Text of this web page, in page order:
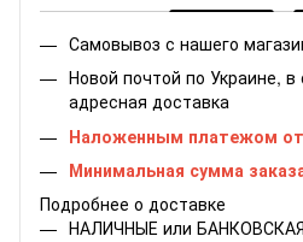
Самовывоз с нашего
Новой почтой по Украине, в
адресная доставка
Наложенным платежом
Минимальная сумма
Подробнее о доставке
НАЛИЧНЫЕ или